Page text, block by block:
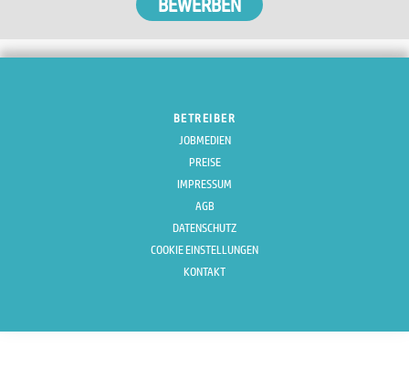
BETREIBER
JOBMEDIEN
PREISE
IMPRESSUM
AGB
DATENSCHUTZ
COOKIE EINSTELLUNGEN
KONTAKT